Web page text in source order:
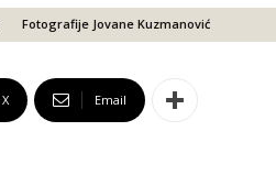
Fotografije Jovane Kuzmanović
X Email